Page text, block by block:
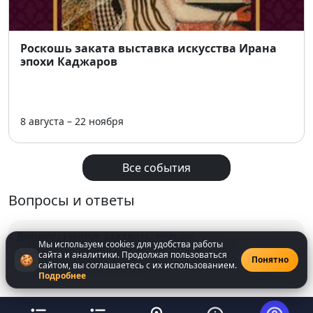
Роскошь заката выставка искусства Ирана
эпохи Каджаров
8 августа – 22 ноября
Все события
Вопросы и ответы
Вопросы могут задавать только
зарегистрированнныепользователи
🍪
Мы используем cookies для удобства работы
сайта и аналитики. Продолжая пользоваться
сайтом, вы соглашаетесь с их использованием.
Подробнее
Понятно